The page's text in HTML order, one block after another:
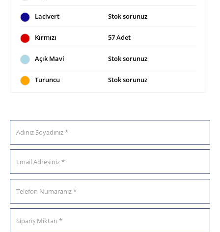
Lacivert Stok sorunuz
Kırmızı 57 Adet
Açık Mavi Stok sorunuz
Turuncu Stok sorunuz